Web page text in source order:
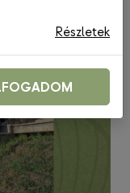
Részletek